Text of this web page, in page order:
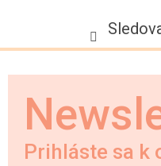
Prihláste sa k